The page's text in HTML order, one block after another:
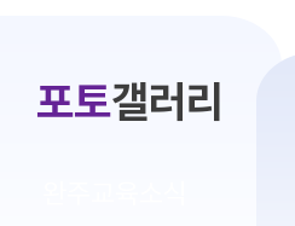
포토갤러리